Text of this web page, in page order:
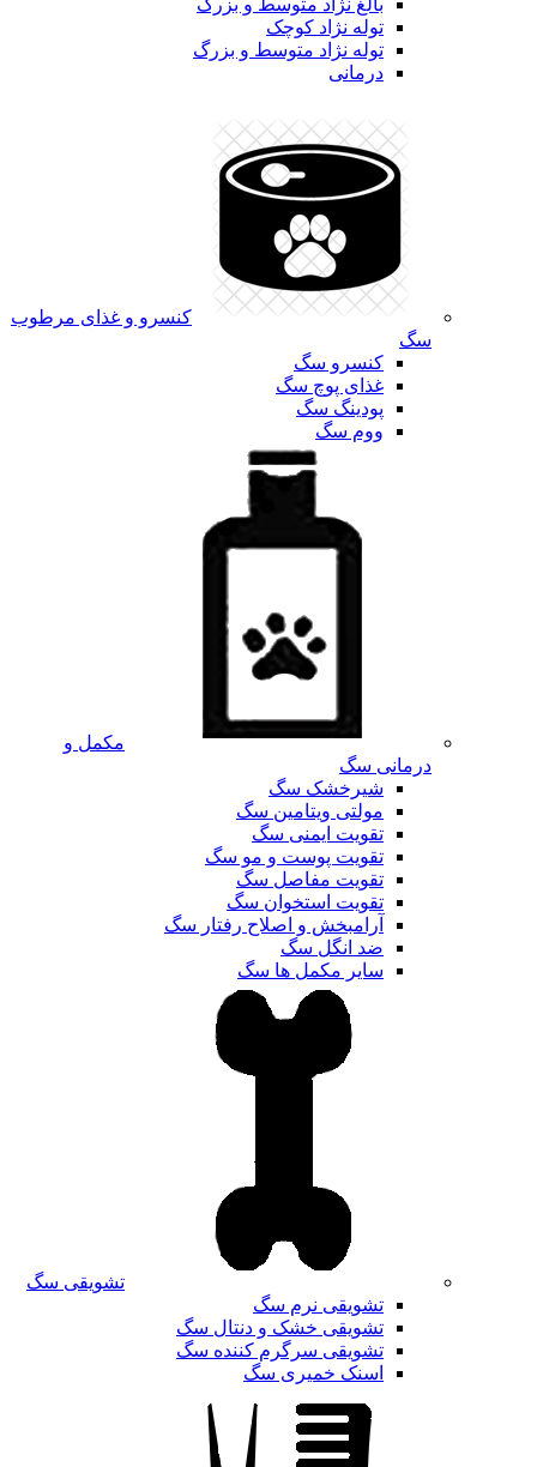
بالغ نژاد متوسط و بزرگ
توله نژاد کوچک
توله نژاد متوسط و بزرگ
درمانی
کنسرو و غذای مرطوب
سگ
کنسرو سگ
غذای پوچ سگ
پودینگ سگ
ووم سگ
مکمل و
درمانی سگ
شیرخشک سگ
مولتی ویتامین سگ
تقویت ایمنی سگ
تقویت پوست و مو سگ
تقویت مفاصل سگ
تقویت استخوان سگ
آرامبخش و اصلاح رفتار سگ
ضد انگل سگ
سایر مکمل ها سگ
تشویقی سگ
تشویقی نرم سگ
تشویقی خشک و دنتال سگ
تشویقی سرگرم کننده سگ
اسنک خمیری سگ